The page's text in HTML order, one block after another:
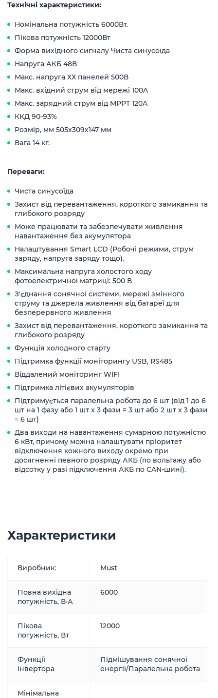
Технічні характеристики:
Номінальна потужність 6000Вт.
Пікова потужність 12000Вт
Форма вихідного сигналу Чиста синусоїда
Напруга АКБ 48В
Макс. напруга ХХ панелей 500В
Макс. вхідний струм від мережі 100A
Макс. зарядний струм від MPPT 120A
ККД 90-93%
Розмір, мм 505х309х147 мм
Вага 14 кг.
Переваги:
Чиста синусоїда
Захист від перевантаження, короткого замикання та
глибокого розряду
Може працювати та забезпечувати живлення
навантаження без акумулятора
Налаштування Smart LCD (Робочі режими, струм
заряду, напруга заряду тощо).
Максимальна напруга холостого ходу
фотоелектричної матриці: 500 В
З'єднання сонячної системи, мережі змінного
струму та джерела живлення від батареї для
безперервного живлення
Захист від перевантаження, короткого замикання та
глибокого розряду
Функція холодного старту
Підтримка функції моніторингу USB, RS485
Віддалений моніторинг WIFI
Підтримка літієвих акумуляторів
Підтримується паралельна робота до 6 шт (від 1 до 6
шт на 1 фазу або 1 шт х 3 фази = 3 шт або 2 шт х 3 фази
= 6 шт)
Два виходи на навантаження сумарною потужністю
6 кВт, причому можна налаштувати пріоритет
відключення кожного виходу окремо при
досягненні певного розряду АКБ (по вольтажу або
відсотку у разі підключення АКБ по CAN-шині).
Характеристики
Виробник: Must
Повна вихідна
потужність, В·А
6000
Пікова
потужність, Вт
12000
Функції
інвертора
Підмішування сонячної
енергії/Паралельна робота
Мінімальна